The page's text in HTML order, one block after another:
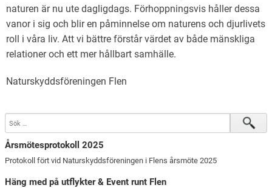
naturen är nu ute dagligdags. Förhoppningsvis håller dessa
vanor i sig och blir en påminnelse om naturens och djurlivets
roll i våra liv. Att vi bättre förstår värdet av både mänskliga
relationer och ett mer hållbart samhälle.
Naturskyddsföreningen Flen
Årsmötesprotokoll 2025
Protokoll fört vid Naturskyddsföreningen i Flens årsmöte 2025
Häng med på utflykter & Event runt Flen